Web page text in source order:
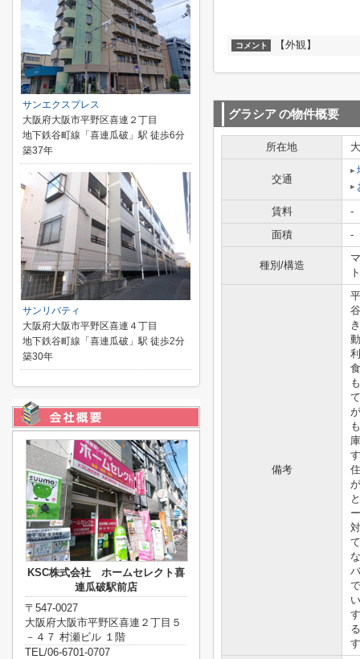
コメント 【外観】
グラシアの物件概要
所在地
交通
賃料
-
面積
-
種別/構造
ト
備考
サンエクスプレス
大阪府大阪市平野区喜連２丁目
地下鉄谷町線「喜連瓜破」駅 徒歩6分
築37年
サンリバティ
大阪府大阪市平野区喜連４丁目
地下鉄谷町線「喜連瓜破」駅 徒歩2分
築30年
KSC株式会社 ホームセレクト喜
連瓜破駅前店
〒547-0027
大阪府大阪市平野区喜連２丁目５
－４７ 村瀬ビル １階
TEL/06-6701-0707